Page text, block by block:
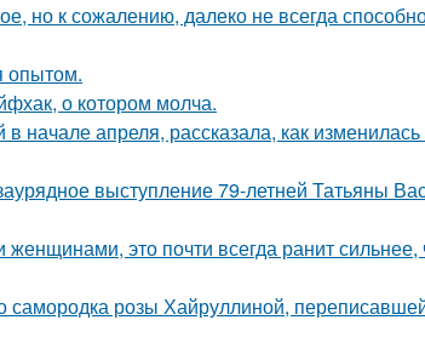
но к сожалению, далеко не всегда
опытом.
о котором молча.
апреля, рассказала, как
выступление 79-летней Татьяны
женщинами, это почти всегда ранит
самородка розы Хайруллиной,